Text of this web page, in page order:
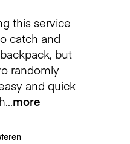
this service
catch and
but
randomly
and quick
more